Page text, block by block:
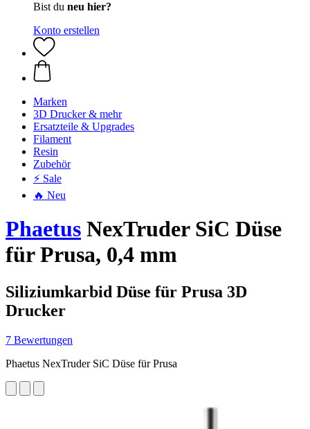
Bist du neu hier?
Konto erstellen
Marken
3D Drucker & mehr
Ersatzteile & Upgrades
Filament
Resin
Zubehör
⚡ Sale
🔥 Neu
Phaetus NexTruder SiC Düse
für Prusa, 0,4 mm
Siliziumkarbid Düse für Prusa 3D
Drucker
7 Bewertungen
Phaetus NexTruder SiC Düse für Prusa